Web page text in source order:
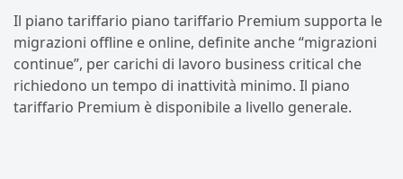
Il piano tariffario piano tariffario Premium supporta le
migrazioni offline e online, definite anche “migrazioni
continue”, per carichi di lavoro business critical che
richiedono un tempo di inattività minimo. Il piano
tariffario Premium è disponibile a livello generale.